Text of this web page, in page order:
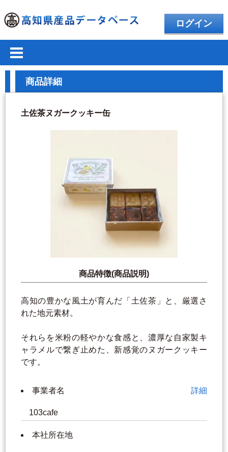
ログイン
商品詳細
土佐茶ヌガークッキー缶
商品特徴(商品説明)
高知の豊かな風土が育んだ「土佐茶」と、厳選さ
れた地元素材。
それらを米粉の軽やかな食感と、濃厚な自家製キ
ャラメルで繋ぎ止めた、新感覚のヌガークッキー
です。
事業者名 詳細
103cafe
本社所在地